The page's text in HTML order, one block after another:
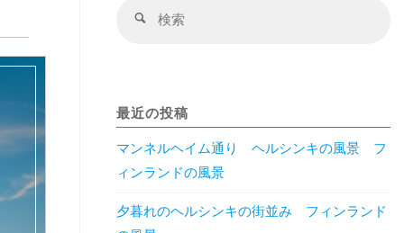
検
最近の投稿
マンネルヘイム通り ヘルシンキの風景 フ
ィンランドの風景
夕暮れのヘルシンキの街並み フィンランド